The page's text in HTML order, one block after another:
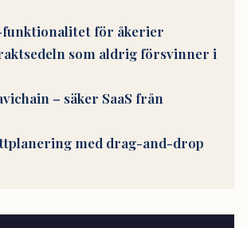
funktionalitet för åkerier
som aldrig försvinner i
– säker SaaS från
med drag-and-drop